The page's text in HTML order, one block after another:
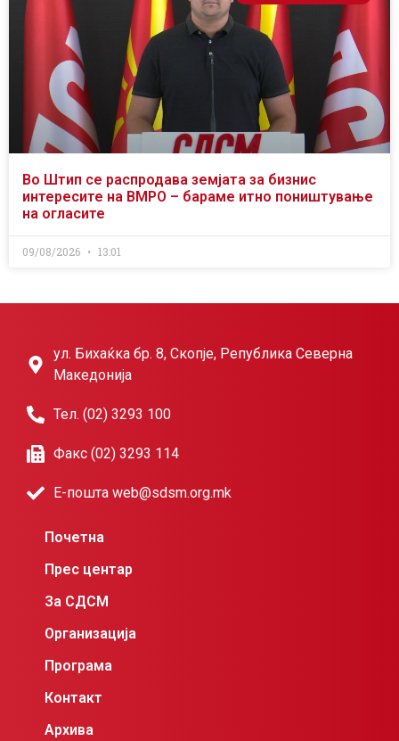
Во Штип се распродава земјата за бизнис
интересите на ВМРО – бараме итно поништување
на огласите
09/08/2026 13:01
ул. Бихаќка бр. 8, Скопје, Република Северна
Македонија
Тел. (02) 3293 100
Факс (02) 3293 114
Е-пошта web@sdsm.org.mk
Почетна
Прес центар
За СДСМ
Организација
Програма
Контакт
Архива